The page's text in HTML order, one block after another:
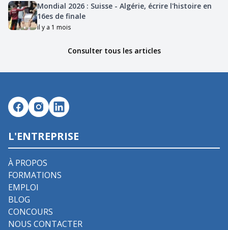
Mondial 2026 : Suisse - Algérie, écrire l'histoire en
16es de finale
il y a 1 mois
Consulter tous les articles
L'ENTREPRISE
À PROPOS
FORMATIONS
EMPLOI
BLOG
CONCOURS
NOUS CONTACTER